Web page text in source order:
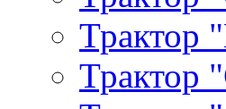
Трактор
Трактор